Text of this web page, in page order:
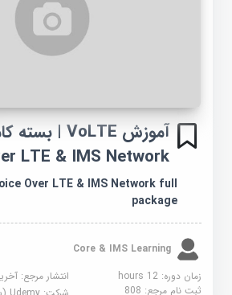
LTE & IMS Network
Over LTE & IMS Network full
package
Core & IMS Learning
زمان دوره: 12 hours
انتشار مرجع:
ثبت نام مرجع:808